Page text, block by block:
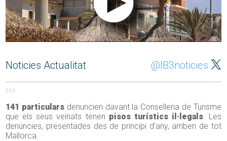
Noticies Actualitat @IB3noticies
253
141 particulars denuncien davant la Conselleria de Turisme
que els seus veïnats tenen pisos turístics il·legals. Les
denúncies, presentades des de principi d’any, arriben de tot
Mallorca.